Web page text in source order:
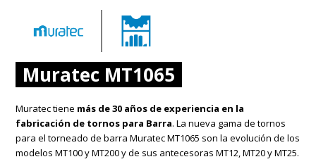
Muratec MT1065
Muratec tiene más de 30 años de experiencia en la
fabricación de tornos para Barra. La nueva gama de tornos
para el torneado de barra Muratec MT1065 son la evolución de los
modelos MT100 y MT200 y de sus antecesoras MT12, MT20 y MT25.